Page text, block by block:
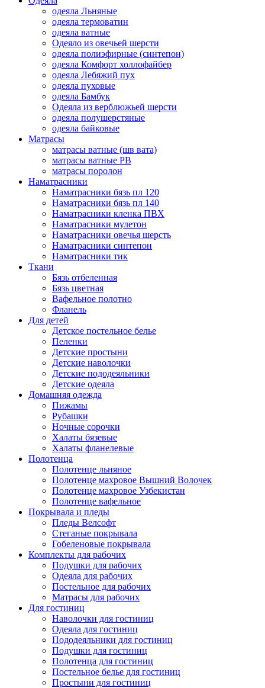
одеяла Льняные
одеяла термоватин
одеяла ватные
Одеяло из овечьей шерсти
одеяла полиэфирные (синтепон)
одеяла Комфорт холлофайбер
одеяла Лебяжий пух
одеяла пуховые
одеяла Бамбук
Одеяла из верблюжьей шерсти
одеяла полушерстяные
одеяла байковые
Матрасы
матрасы ватные (шв вата)
матрасы ватные РВ
матрасы поролон
Наматрасники
Наматрасники бязь пл 120
Наматрасники бязь пл 140
Наматрасники кленка ПВХ
Наматрасники мулетон
Наматрасники овечья шерсть
Наматрасники синтепон
Наматрасники тик
Ткани
Бязь отбеленная
Бязь цветная
Вафельное полотно
Фланель
Для детей
Детское постельное белье
Пеленки
Детские простыни
Детские наволочки
Детские пододеяльники
Детские одеяла
Домашняя одежда
Пижамы
Рубашки
Ночные сорочки
Халаты бязевые
Халаты фланелевые
Полотенца
Полотенце льняное
Полотенце махровое Вышний Волочек
Полотенце махровое Узбекистан
Полотенце вафельное
Покрывала и пледы
Пледы Велсофт
Стеганые покрывала
Гобеленовые покрывала
Комплекты для рабочих
Подушки для рабочих
Одеяла для рабочих
Постельное для рабочих
Матрасы для рабочих
Для гостиниц
Наволочки для гостиниц
Одеяла для гостиниц
Пододеяльники для гостиниц
Подушки для гостиниц
Полотенца для гостиниц
Постельное белье для гостиниц
Простыни для гостиниц